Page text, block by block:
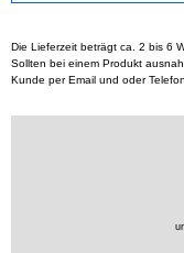
Die Lieferzeit beträgt ca. 2 bis 6
Sollten bei einem Produkt
Kunde per Email und oder